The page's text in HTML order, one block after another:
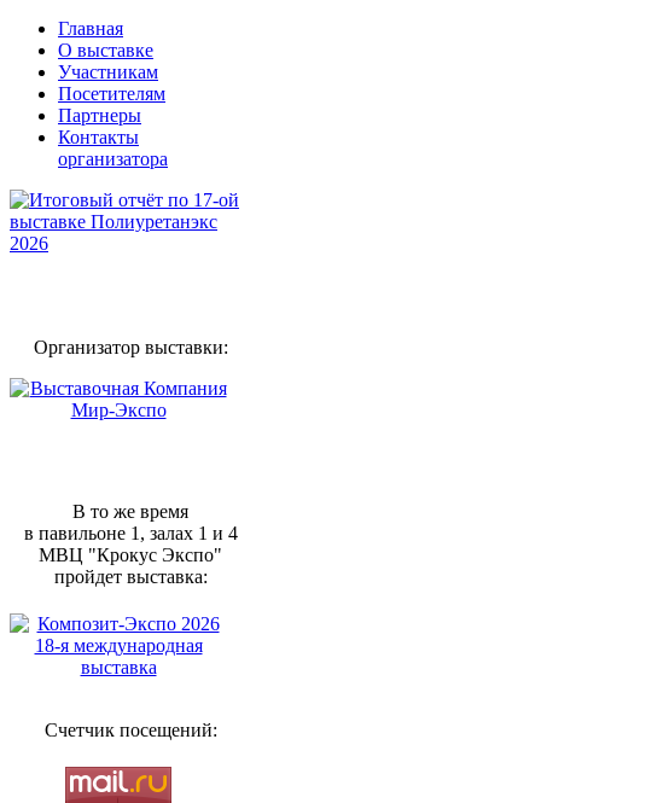
Главная
О выставке
Участникам
Посетителям
Партнеры
Контакты
организатора
Организатор выставки:
В то же время
в павильоне 1, залах 1 и 4
МВЦ "Крокус Экспо"
пройдет выставка:
Счетчик посещений: